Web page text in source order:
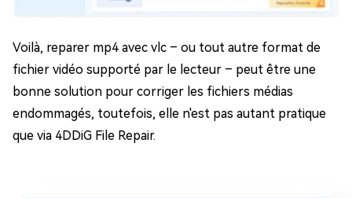
Voilà, reparer mp4 avec vlc – ou tout autre format de
fichier vidéo supporté par le lecteur – peut être une
bonne solution pour corriger les fichiers médias
endommagés, toutefois, elle n'est pas autant pratique
que via 4DDiG File Repair.